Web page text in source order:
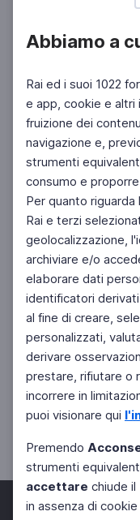
Abbiamo a
Rai ed i suoi 1022
e app, cookie e altri
fruizione dei
navigazione e,
strumenti
consumo e
Per quanto
Rai e terzi
geolocalizzazione,
archiviare e/o
elaborare dati
identificatori
al fine di creare,
personalizzati,
derivare
prestare, rifiutare o
incorrere in
puoi visionare qui
Premendo
strumenti
accettare chiude il
in assenza di